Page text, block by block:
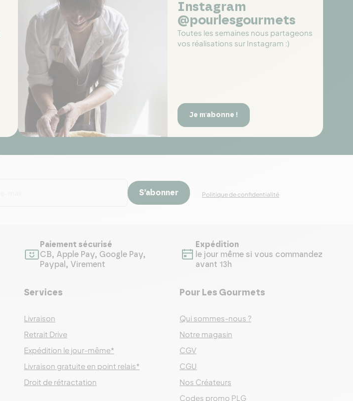
Instagram
@pourlesgourmets
Toutes les semaines nous partageons
vos réalisations sur Instagram :)
Je m'abonne !
S’abonner Politique de confidentialité
Paiement sécurisé
CB, Apple Pay, Google Pay,
Paypal, Virement
Expédition
le jour même si vous commandez
avant 13h
Services
Livraison
Retrait Drive
Expédition le jour-même*
Livraison gratuite en point relais*
Droit de rétractation
Pour Les Gourmets
Qui sommes-nous ?
Notre magasin
CGV
CGU
Nos Créateurs
Codes promo PLG